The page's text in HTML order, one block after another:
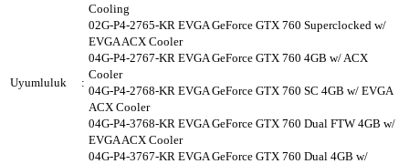
Uyumluluk :
Cooling
02G-P4-2765-KR EVGA GeForce GTX 760 Superclocked w/
EVGA ACX Cooler
04G-P4-2767-KR EVGA GeForce GTX 760 4GB w/ ACX
Cooler
04G-P4-2768-KR EVGA GeForce GTX 760 SC 4GB w/ EVGA
ACX Cooler
04G-P4-3768-KR EVGA GeForce GTX 760 Dual FTW 4GB w/
EVGA ACX Cooler
04G-P4-3767-KR EVGA GeForce GTX 760 Dual 4GB w/